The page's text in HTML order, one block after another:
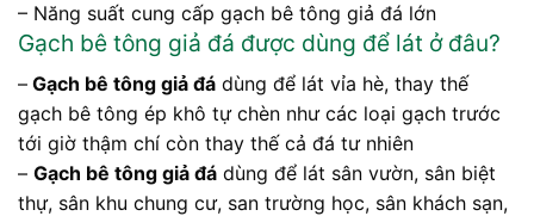
– Năng suất cung cấp gạch bê tông giả đá lớn
Gạch bê tông giả đá được dùng để lát ở đâu?
– Gạch bê tông giả đá dùng để lát vỉa hè, thay thế
gạch bê tông ép khô tự chèn như các loại gạch trước
tới giờ thậm chí còn thay thế cả đá tư nhiên
– Gạch bê tông giả đá dùng để lát sân vườn, sân biệt
thự, sân khu chung cư, san trường học, sân khách sạn,